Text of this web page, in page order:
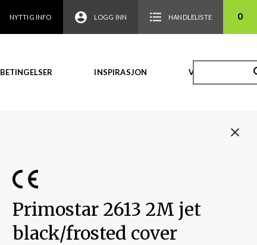
NYTTIG INFO LOGG INN HANDLELISTE 0
BETINGELSER INSPIRASJON VIDEO
Primostar 2613 2M jet
black/frosted cover